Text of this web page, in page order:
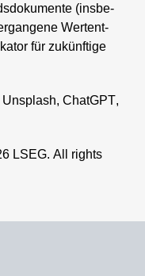
(insbe­
Wertent­
für zukünf­tige
ChatGPT,
LSEG. All rights